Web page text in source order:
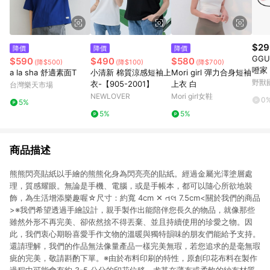
降價
$590 (降$500)
a la sha 舒適素面T
台灣樂天市場
5%
降價
$490 (降$100)
小清新 棉質涼感短袖上
衣-【905-2001】
NEWLOVER
5%
降價
$580 (降$700)
Mori girl 彈力合身短袖
上衣 白
Mori girl女鞋
5%
噔家
2款)
野獸
商品描述
熊熊閃亮貼紙以手繪的熊熊化身為閃亮亮的貼紙。經過金屬光澤塗層處
理，質感耀眼。無論是手機、電腦，或是手帳本，都可以隨心所欲地裝
飾，為生活增添樂趣喔☆尺寸：約寬 4cm ✕ તલ 7.5cm<關於我們的商品
>※我們希望透過手繪設計，親手製作出能陪伴您長久的物品，就像那些
雖然外形不再完美、卻依然捨不得丟棄、並且持續使用的珍愛之物。因
此，我們衷心期盼喜愛手作文物的溫暖與獨特韻味的朋友們能給予支持。
還請理解，我們的作品無法像量產品一樣完美無瑕，若您追求的是毫無瑕
疵的完美，敬請斟酌下單。※由於布料印刷的特性，原創印花布料在製作